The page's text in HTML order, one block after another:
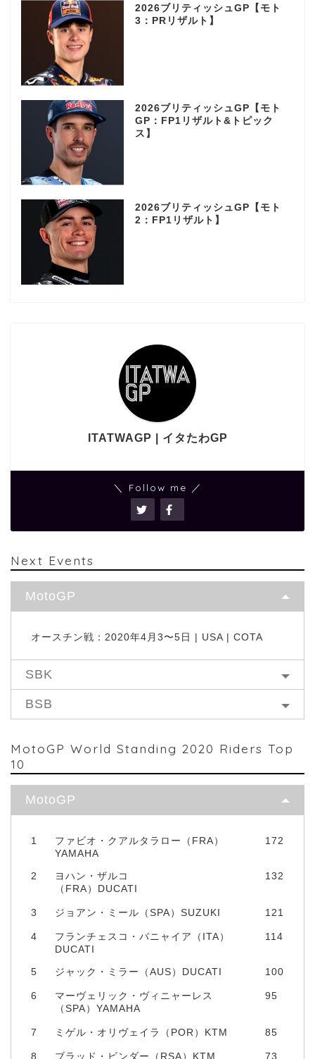
2026ブリティッシュGP【モト
3：PRリザルト】
2026ブリティッシュGP【モト
GP：FP1リザルト&トピック
ス】
2026ブリティッシュGP【モト
2：FP1リザルト】
ITATWAGP | イタたわGP
＼ Follow me ／
Next Events
MotoGP
オースチン戦：2020年4月3〜5日 | USA | COTA
SBK
BSB
MotoGP World Standing 2020 Riders Top
10
MotoGP
1
ファビオ・クアルタラロー（FRA）
YAMAHA
172
2
ヨハン・ザルコ
（FRA）DUCATI
132
3 ジョアン・ミール（SPA）SUZUKI 121
4
フランチェスコ・バニャイア（ITA）
DUCATI
114
5 ジャック・ミラー（AUS）DUCATI 100
6
マーヴェリック・ヴィニャーレス
（SPA）YAMAHA
95
7 ミゲル・オリヴェイラ（POR）KTM 85
8 ブラッド・ビンダー（RSA）KTM 73